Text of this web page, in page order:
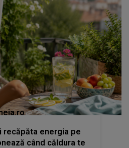
recăpăta energia pe
când căldura te